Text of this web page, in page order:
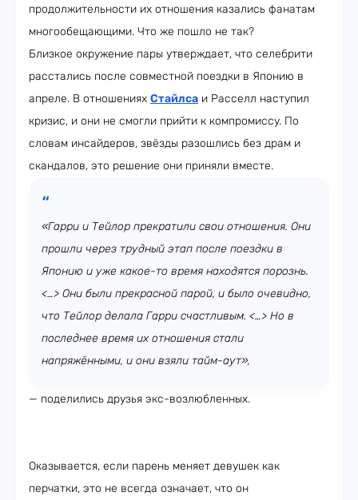
продолжительности их отношения казались фанатам
многообещающими. Что же пошло не так?
Близкое окружение пары утверждает, что селебрити
расстались после совместной поездки в Японию в
апреле. В отношениях Стайлса и Расселл наступил
кризис, и они не смогли прийти к компромиссу. По
словам инсайдеров, звёзды разошлись без драм и
скандалов, это решение они приняли вместе.
«Гарри и Тейлор прекратили свои отношения. Они
прошли через трудный этап после поездки в
Японию и уже какое-то время находятся порознь.
<…> Они были прекрасной парой, и было очевидно,
что Тейлор делала Гарри счастливым. <…> Но в
последнее время их отношения стали
напряжёнными, и они взяли тайм-аут»,
— поделились друзья экс-возлюбленных.
Оказывается, если парень меняет девушек как
перчатки, это не всегда означает, что он